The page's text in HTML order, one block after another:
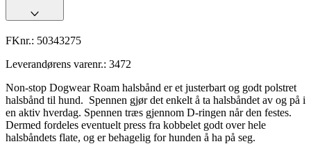
FKnr.: 50343275
Leverandørens varenr.: 3472
Non-stop Dogwear Roam halsbånd er et justerbart og godt polstret
halsbånd til hund. Spennen gjør det enkelt å ta halsbåndet av og på i
en aktiv hverdag. Spennen træs gjennom D-ringen når den festes.
Dermed fordeles eventuelt press fra kobbelet godt over hele
halsbåndets flate, og er behagelig for hunden å ha på seg.